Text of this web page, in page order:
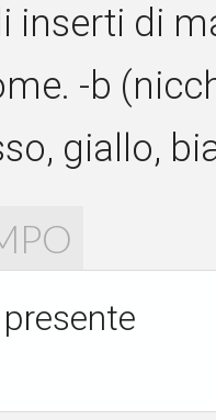
inserti di
-b
giallo,